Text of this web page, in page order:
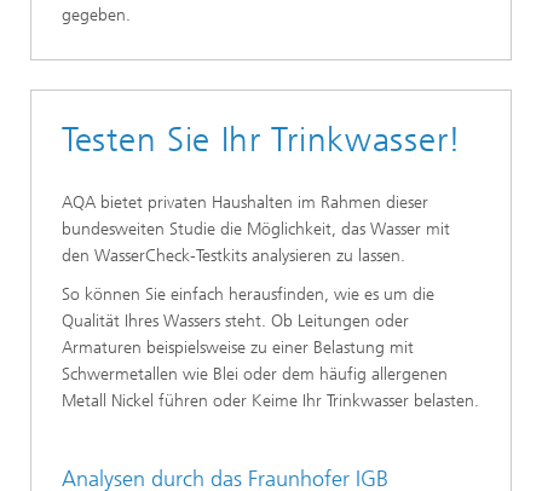
gegeben.
Testen Sie Ihr Trinkwasser!
AQA bietet privaten Haushalten im Rahmen dieser
bundesweiten Studie die Möglichkeit, das Wasser mit
den WasserCheck-Testkits analysieren zu lassen.
So können Sie einfach herausfinden, wie es um die
Qualität Ihres Wassers steht. Ob Leitungen oder
Armaturen beispielsweise zu einer Belastung mit
Schwermetallen wie Blei oder dem häufig allergenen
Metall Nickel führen oder Keime Ihr Trinkwasser belasten.
Analysen durch das Fraunhofer IGB